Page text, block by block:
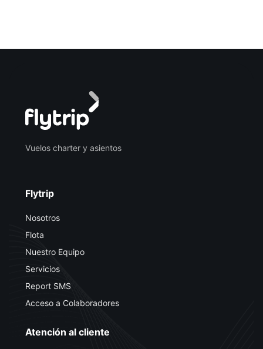
Vuelos charter y asientos
Flytrip
Nosotros
Flota
Nuestro Equipo
Servicios
Report SMS
Acceso a Colaboradores
Atención al cliente